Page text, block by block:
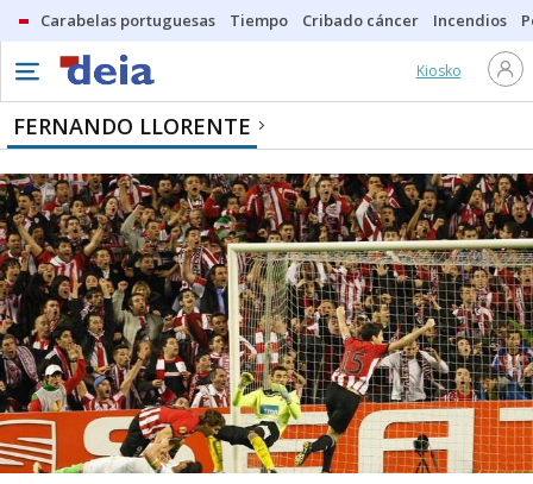
Carabelas portuguesas Tiempo Cribado cáncer Incendios
Kiosko
FERNANDO LLORENTE